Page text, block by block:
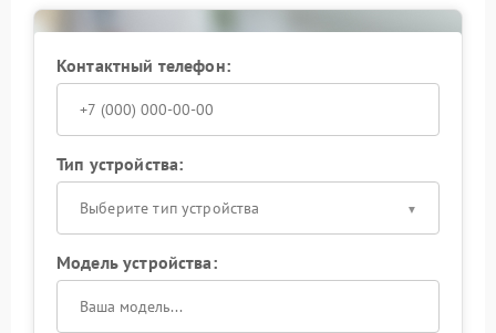
Контактный телефон:
Тип устройства:
Выберите тип устройства
Модель устройства: